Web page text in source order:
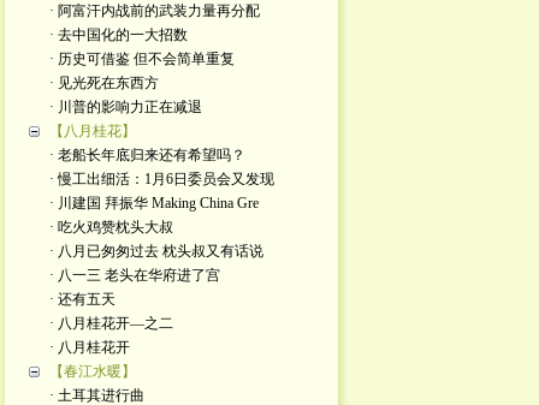
· 阿富汗内战前的武装力量再分配
· 去中国化的一大招数
· 历史可借鉴 但不会简单重复
· 见光死在东西方
· 川普的影响力正在减退
【八月桂花】
· 老船长年底归来还有希望吗？
· 慢工出细活：1月6日委员会又发现
· 川建国 拜振华 Making China Gre
· 吃火鸡赞枕头大叔
· 八月已匆匆过去 枕头叔又有话说
· 八一三 老头在华府进了宫
· 还有五天
· 八月桂花开—之二
· 八月桂花开
【春江水暖】
· 土耳其进行曲